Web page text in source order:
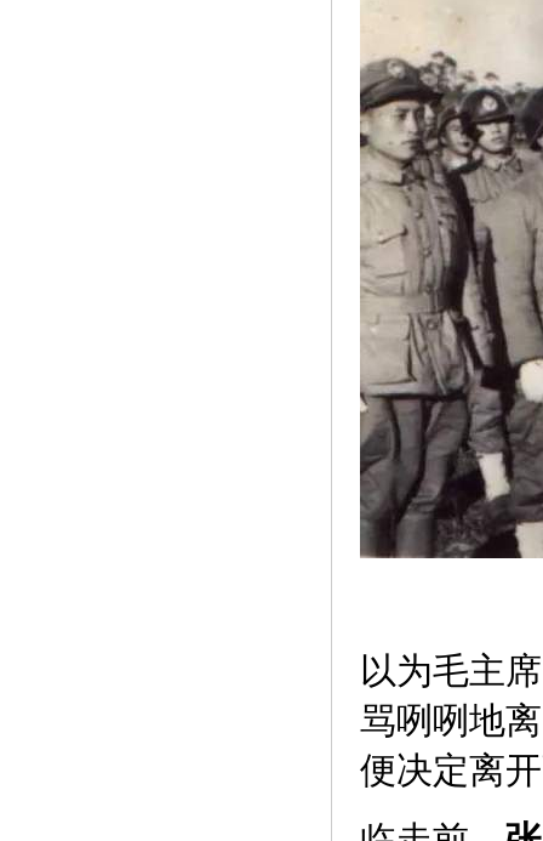
以为毛主
骂咧咧地
便决定离